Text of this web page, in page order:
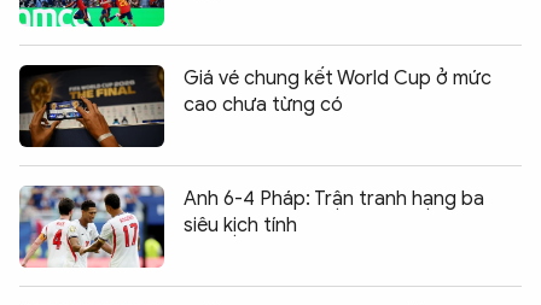
Giá vé chung kết World Cup ở mức
cao chưa từng có
Anh 6-4 Pháp: Trận tranh hạng ba
siêu kịch tính